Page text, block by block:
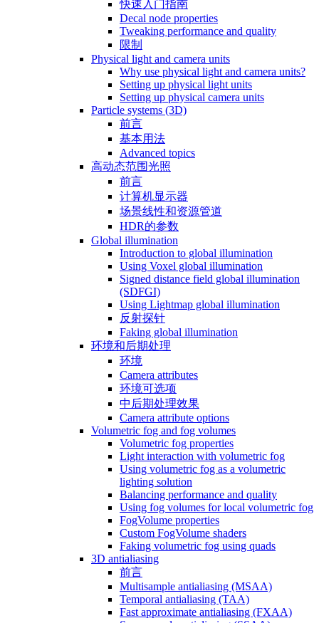
快速入门指南
Decal node properties
Tweaking performance and quality
限制
Physical light and camera units
Why use physical light and camera units?
Setting up physical light units
Setting up physical camera units
Particle systems (3D)
前言
基本用法
Advanced topics
高动态范围光照
前言
计算机显示器
场景线性和资源管道
HDR的参数
Global illumination
Introduction to global illumination
Using Voxel global illumination
Signed distance field global illumination
(SDFGI)
Using Lightmap global illumination
反射探针
Faking global illumination
环境和后期处理
环境
Camera attributes
环境可选项
中后期处理效果
Camera attribute options
Volumetric fog and fog volumes
Volumetric fog properties
Light interaction with volumetric fog
Using volumetric fog as a volumetric
lighting solution
Balancing performance and quality
Using fog volumes for local volumetric fog
FogVolume properties
Custom FogVolume shaders
Faking volumetric fog using quads
3D antialiasing
前言
Multisample antialiasing (MSAA)
Temporal antialiasing (TAA)
Fast approximate antialiasing (FXAA)